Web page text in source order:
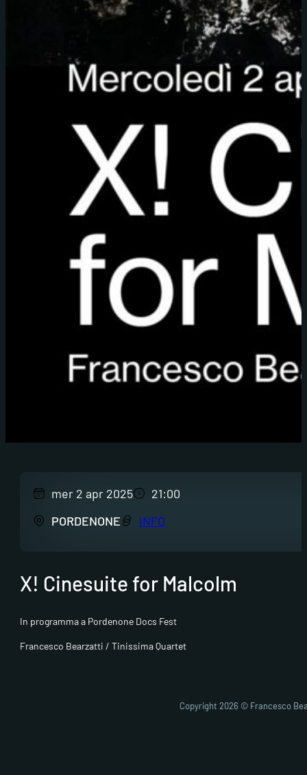
mer 2 apr 2025
21:00
PORDENONE
INFO
X! Cinesuite for Malcolm
In programma a Pordenone Docs Fest
Francesco Bearzatti / Tinissima Quartet
Copyright 2026 © Francesco